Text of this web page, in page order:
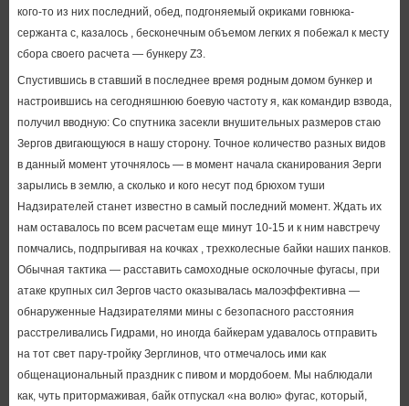
кого-то из них последний, обед, подгоняемый окриками говнюка-
сержанта с, казалось , бесконечным объемом легких я побежал к месту
сбора своего расчета — бункеру Z3.
Спустившись в ставший в последнее время родным домом бункер и
настроившись на сегодняшнюю боевую частоту я, как командир взвода,
получил вводную: Со спутника засекли внушительных размеров стаю
Зергов двигающуюся в нашу сторону. Точное количество разных видов
в данный момент уточнялось — в момент начала сканирования Зерги
зарылись в землю, а сколько и кого несут под брюхом туши
Надзирателей станет известно в самый последний момент. Ждать их
нам оставалось по всем расчетам еще минут 10-15 и к ним навстречу
помчались, подпрыгивая на кочках , трехколесные байки наших панков.
Обычная тактика — расставить самоходные осколочные фугасы, при
атаке крупных сил Зергов часто оказывалась малоэффективна —
обнаруженные Надзирателями мины с безопасного расстояния
расстреливались Гидрами, но иногда байкерам удавалось отправить
на тот свет пару-тройку Зерглинов, что отмечалось ими как
общенациональный праздник с пивом и мордобоем. Мы наблюдали
как, чуть притормаживая, байк отпускал «на волю» фугас, который,